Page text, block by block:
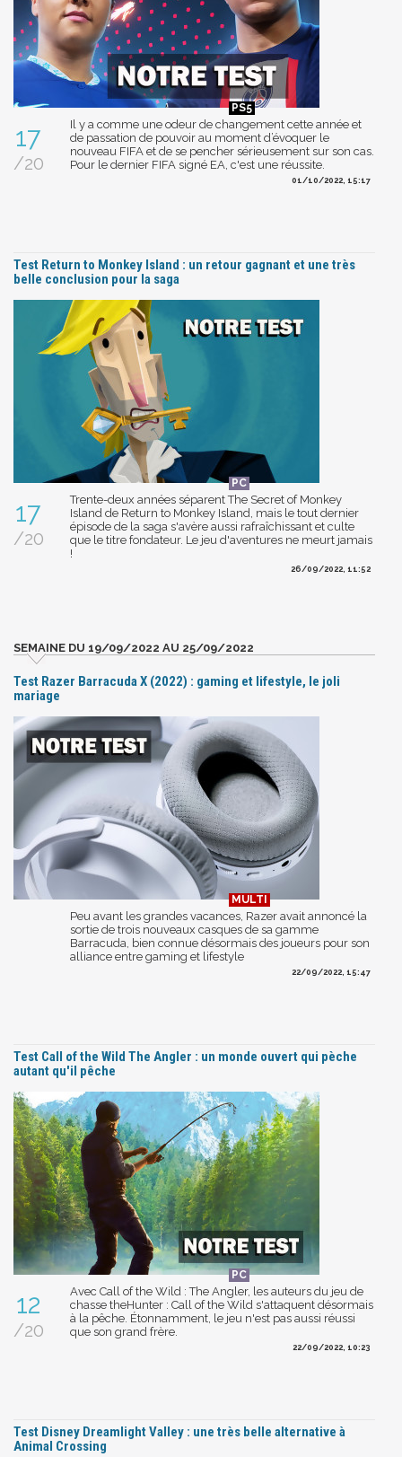
17
/20
Il y a comme une odeur de changement cette année et
de passation de pouvoir au moment d’évoquer le
nouveau FIFA et de se pencher sérieusement sur son cas.
Pour le dernier FIFA signé EA, c'est une réussite.
01/10/2022, 15:17
Test Return to Monkey Island : un retour gagnant et une très
belle conclusion pour la saga
17
/20
Trente-deux années séparent The Secret of Monkey
Island de Return to Monkey Island, mais le tout dernier
épisode de la saga s'avère aussi rafraîchissant et culte
que le titre fondateur. Le jeu d'aventures ne meurt jamais
!
26/09/2022, 11:52
SEMAINE DU 19/09/2022 AU 25/09/2022
Test Razer Barracuda X (2022) : gaming et lifestyle, le joli
mariage
Peu avant les grandes vacances, Razer avait annoncé la
sortie de trois nouveaux casques de sa gamme
Barracuda, bien connue désormais des joueurs pour son
alliance entre gaming et lifestyle
22/09/2022, 15:47
Test Call of the Wild The Angler : un monde ouvert qui pèche
autant qu'il pêche
12
/20
Avec Call of the Wild : The Angler, les auteurs du jeu de
chasse theHunter : Call of the Wild s'attaquent désormais
à la pêche. Étonnamment, le jeu n'est pas aussi réussi
que son grand frère.
22/09/2022, 10:23
Test Disney Dreamlight Valley : une très belle alternative à
Animal Crossing